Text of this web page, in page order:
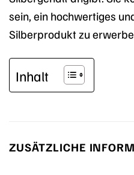
sein, ein hochwertiges
Silberprodukt zu
Inhalt
ZUSÄTZLICHE